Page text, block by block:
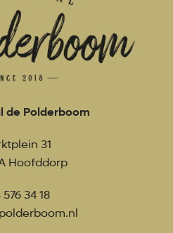
de Polderboom
31
Hoofddorp
34 18